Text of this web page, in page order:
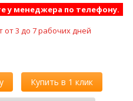
у менеджера по телефону.
от 3 до 7 рабочих дней
Купить в 1 клик